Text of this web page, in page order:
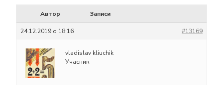
Автор Записи
24.12.2019 о 18:16 #13169
vladislav kliuchik
Учасник